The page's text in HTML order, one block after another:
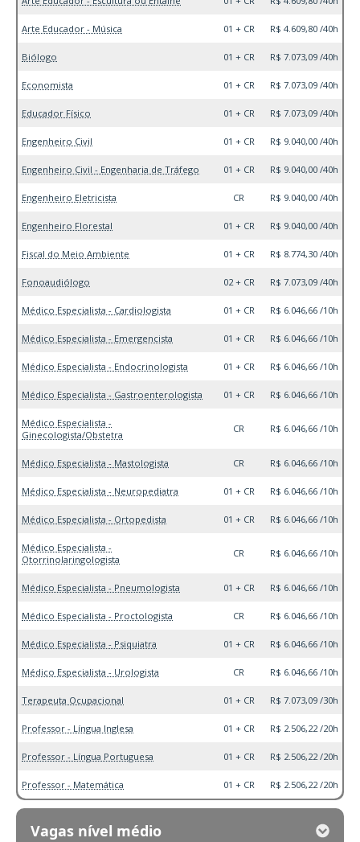
Arte Educador - Música 01 + CR R$ 4.609,80 /40h
Biólogo 01 + CR R$ 7.073,09 /40h
Economista 01 + CR R$ 7.073,09 /40h
Educador Físico 01 + CR R$ 7.073,09 /40h
Engenheiro Civil 01 + CR R$ 9.040,00 /40h
Engenheiro Civil - Engenharia de Tráfego 01 + CR R$ 9.040,00 /40h
Engenheiro Eletricista CR R$ 9.040,00 /40h
Engenheiro Florestal 01 + CR R$ 9.040,00 /40h
Fiscal do Meio Ambiente 01 + CR R$ 8.774,30 /40h
Fonoaudiólogo 02 + CR R$ 7.073,09 /40h
Médico Especialista - Cardiologista 01 + CR R$ 6.046,66 /10h
Médico Especialista - Emergencista 01 + CR R$ 6.046,66 /10h
Médico Especialista - Endocrinologista 01 + CR R$ 6.046,66 /10h
Médico Especialista - Gastroenterologista 01 + CR R$ 6.046,66 /10h
Médico Especialista -
Ginecologista/Obstetra
CR R$ 6.046,66 /10h
Médico Especialista - Mastologista CR R$ 6.046,66 /10h
Médico Especialista - Neuropediatra 01 + CR R$ 6.046,66 /10h
Médico Especialista - Ortopedista 01 + CR R$ 6.046,66 /10h
Médico Especialista -
Otorrinolaringologista
CR R$ 6.046,66 /10h
Médico Especialista - Pneumologista 01 + CR R$ 6.046,66 /10h
Médico Especialista - Proctologista CR R$ 6.046,66 /10h
Médico Especialista - Psiquiatra 01 + CR R$ 6.046,66 /10h
Médico Especialista - Urologista CR R$ 6.046,66 /10h
Terapeuta Ocupacional 01 + CR R$ 7.073,09 /30h
Professor - Língua Inglesa 01 + CR R$ 2.506,22 /20h
Professor - Língua Portuguesa 01 + CR R$ 2.506,22 /20h
Professor - Matemática 01 + CR R$ 2.506,22 /20h
Vagas nível médio